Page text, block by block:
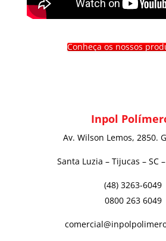
Conheça os nossos
Inpol
Av. Wilson Lemos, 2850.
Santa Luzia – Tijucas – SC
(48) 3263-6049
0800 263 6049